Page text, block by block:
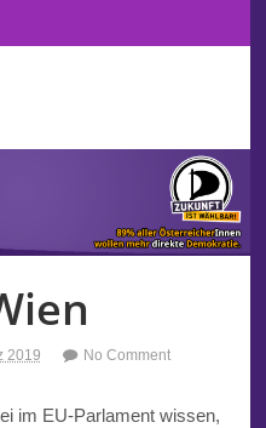
2019 No Comment
im EU-Parlament wissen,